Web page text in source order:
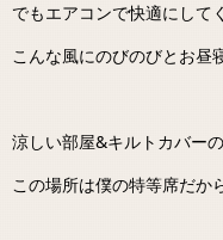
でもエアコンで快適にして
こんな風にのびのびとお昼
涼しい部屋&キルトカバー
この場所は僕の特等席だか